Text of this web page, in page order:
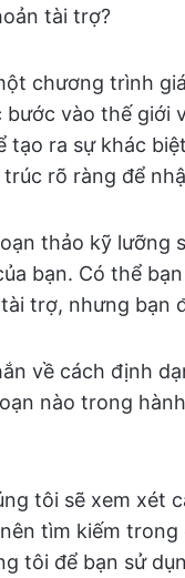
tài trợ?
chương trình
vào thế giới
tạo ra sự khác
rõ ràng để
thảo kỹ lưỡng
bạn. Có thể
trợ, nhưng bạn
về cách định
nào trong
tôi sẽ xem xét
tìm kiếm
tôi để bạn sử